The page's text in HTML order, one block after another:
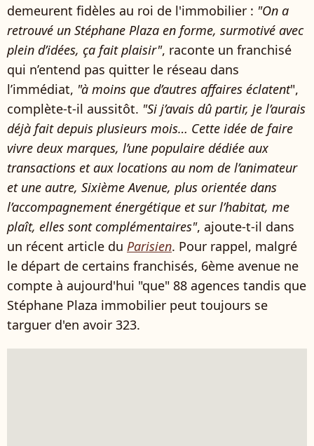
demeurent fidèles au roi de l'immobilier : "On a
retrouvé un Stéphane Plaza en forme, surmotivé avec
plein d’idées, ça fait plaisir", raconte un franchisé
qui n’entend pas quitter le réseau dans
l’immédiat, "à moins que d’autres affaires éclatent",
complète-t-il aussitôt. "Si j’avais dû partir, je l’aurais
déjà fait depuis plusieurs mois… Cette idée de faire
vivre deux marques, l’une populaire dédiée aux
transactions et aux locations au nom de l’animateur
et une autre, Sixième Avenue, plus orientée dans
l’accompagnement énergétique et sur l’habitat, me
plaît, elles sont complémentaires", ajoute-t-il dans
un récent article du Parisien. Pour rappel, malgré
le départ de certains franchisés, 6ème avenue ne
compte à aujourd'hui "que" 88 agences tandis que
Stéphane Plaza immobilier peut toujours se
targuer d'en avoir 323.